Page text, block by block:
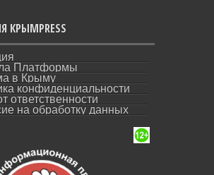
КРЫМPRESS
Платформы
в Крыму
конфиденциальности
ответственности
на обработку данных